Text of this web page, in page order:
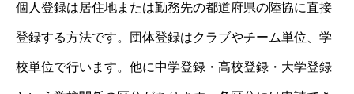
個人登録は居住地または勤務先の都道府県の陸協に直接
登録する方法です。団体登録はクラブやチーム単位、学
校単位で行います。他に中学登録・高校登録・大学登録